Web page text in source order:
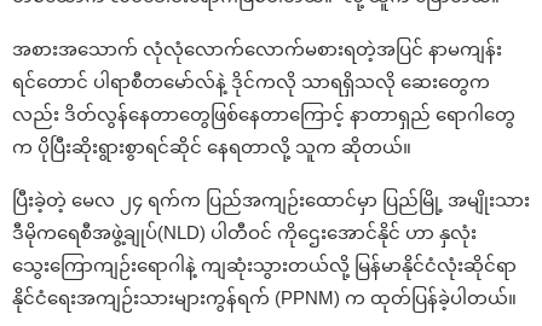
အစားအသောက် လုံလုံလောက်လောက်မစားရတဲ့အပြင် နာမကျန်း
ရင်တောင် ပါရာစီတမော်လ်နဲ့ ဒိုင်ကလို သာရရှိသလို ဆေးတွေက
လည်း ဒိတ်လွန်နေတာတွေဖြစ်နေတာကြောင့် နာတာရှည် ရောဂါတွေ
က ပိုပြီးဆိုးရွားစွာရင်ဆိုင် နေရတာလို့ သူက ဆိုတယ်။
ပြီးခဲ့တဲ့ မေလ ၂၄ ရက်က ပြည်အကျဉ်းထောင်မှာ ပြည်မြို့ အမျိုးသား
ဒီမိုကရေစီအဖွဲ့ချုပ်(NLD) ပါတီဝင် ကိုဌေးအောင်နိုင် ဟာ နှလုံး
သွေးကြောကျဉ်းရောဂါနဲ့ ကျဆုံးသွားတယ်လို့ မြန်မာနိုင်ငံလုံးဆိုင်ရာ
နိုင်ငံရေးအကျဉ်းသားများကွန်ရက် (PPNM) က ထုတ်ပြန်ခဲ့ပါတယ်။